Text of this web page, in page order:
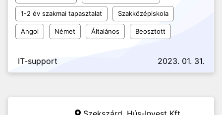
1-2 év szakmai tapasztalat Szakközépiskola
Angol Német Általános Beosztott
IT-support 2023. 01. 31.